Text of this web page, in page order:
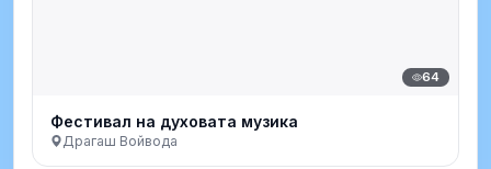
64
Фестивал на духовата музика
Драгаш Войвода